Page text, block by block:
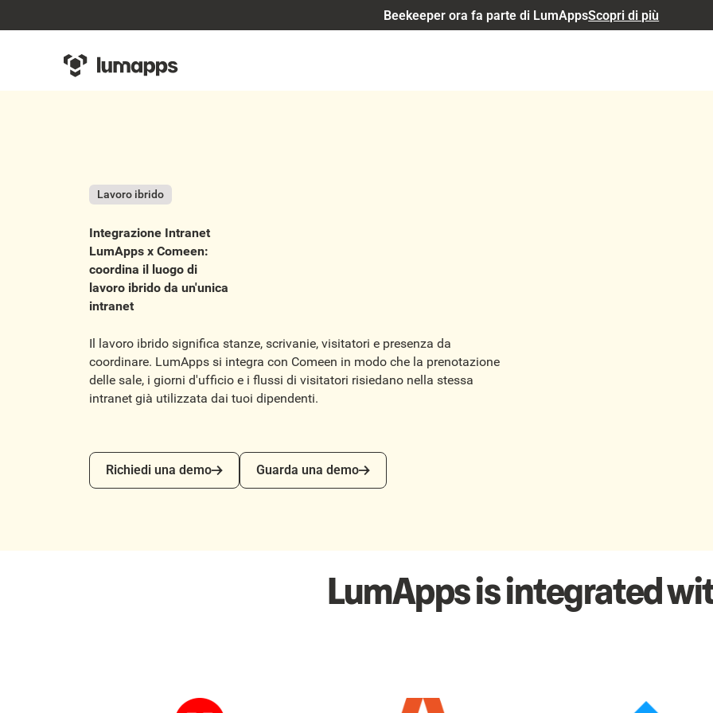
Beekeeper ora fa parte di LumAppsScopri di più
Lavoro ibrido
Integrazione Intranet
LumApps x Comeen:
coordina il luogo di
lavoro ibrido da un'unica
intranet
Il lavoro ibrido significa stanze, scrivanie, visitatori e presenza da
coordinare. LumApps si integra con Comeen in modo che la prenotazione
delle sale, i giorni d'ufficio e i flussi di visitatori risiedano nella stessa
intranet già utilizzata dai tuoi dipendenti.
Richiedi una demo
Richiedi una demo
Guarda una demo
Guarda una demo
LumApps is integrated